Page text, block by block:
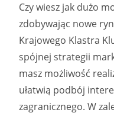
Czy wiesz jak dużo
zdobywając nowe
Krajowego Klastra
spójnej strategii
masz możliwość
ułatwią podbój
zagranicznego. W